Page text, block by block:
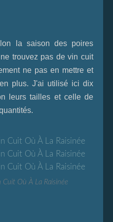
la saison des poires
trouvez pas de vin cuit
ne pas en mettre et
plus. J'ai utilisé ici dix
leurs tailles et celle de
Cuit Où À La Raisinée